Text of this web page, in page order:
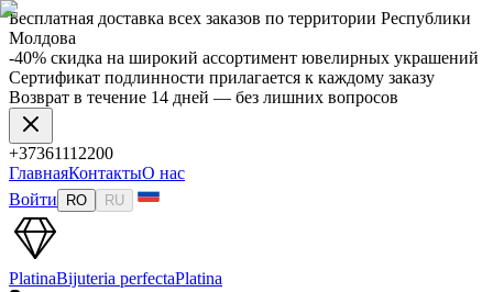
Бесплатная доставка всех заказов по территории Республики
Молдова
-40% скидка на широкий ассортимент ювелирных украшений
Сертификат подлинности прилагается к каждому заказу
Возврат в течение 14 дней — без лишних вопросов
+37361112200
ГлавнаяКонтактыО нас
Войти
RO RU
PlatinaBijuteria perfectaPlatina